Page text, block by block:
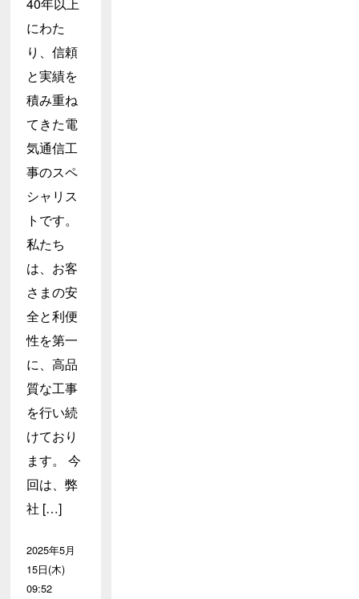
にわた
り、信頼
と実績を
積み重ね
てきた電
気通信工
事のスペ
シャリス
トです。
私たち
は、お客
さまの安
全と利便
性を第一
に、高品
質な工事
を行い続
けており
ます。 今
回は、弊
社 […]
2025年5月
15日(木)
09:52